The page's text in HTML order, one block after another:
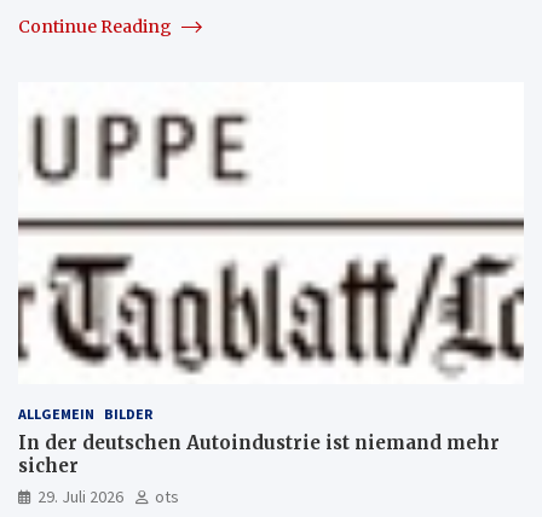
Continue Reading
ALLGEMEIN BILDER
In der deutschen Autoindustrie ist niemand mehr
sicher
29. Juli 2026
ots